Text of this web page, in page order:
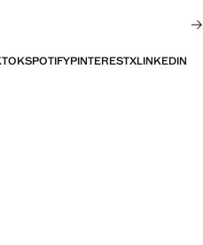
SPOTIFYPINTERESTXLINKEDIN